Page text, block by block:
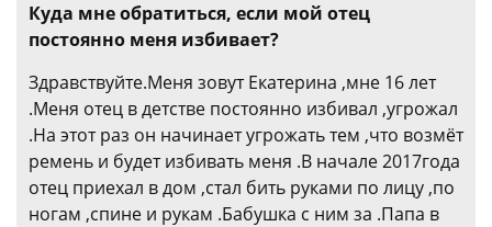
Куда мне обратиться, если мой отец
постоянно меня избивает?
Здравствуйте.Меня зовут Екатерина ,мне 16 лет
.Меня отец в детстве постоянно избивал ,угрожал
.На этот раз он начинает угрожать тем ,что возмёт
ремень и будет избивать меня .В начале 2017года
отец приехал в дом ,стал бить руками по лицу ,по
ногам ,спине и рукам .Бабушка с ним за .Папа в